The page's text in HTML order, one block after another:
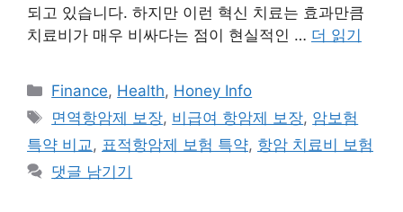
되고 있습니다. 하지만 이런 혁신 치료는 효과만큼
치료비가 매우 비싸다는 점이 현실적인 … 더 읽기
카
테
리
Finance, Health, Honey Info
태
그
면역항암제 보장, 비급여 항암제 보장, 암보험
특약 비교 , 표적항암제 보험 특약, 항암 치료비 보험
댓글 남기기